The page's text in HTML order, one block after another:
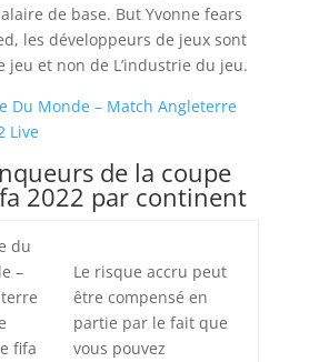
de base. But Yvonne fears
les développeurs de jeux sont
jeu et non de L’industrie du jeu.
Du Monde – Match Angleterre
Live
de la coupe
2022 par continent
du
–
fifa
Le risque accru peut
être compensé en
partie par le fait que
vous pouvez